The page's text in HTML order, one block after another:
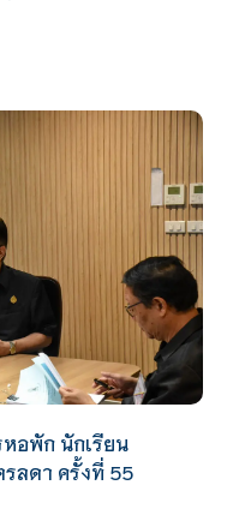
อพัก นักเรียน
ลดา ครั้งที่ 55